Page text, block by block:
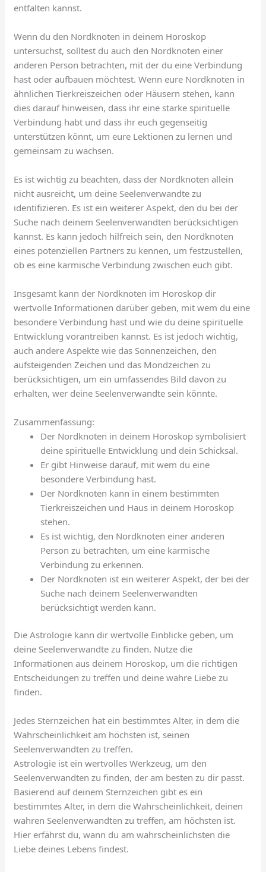
entfalten kannst.
Wenn du den Nordknoten in deinem Horoskop
untersuchst, solltest du auch den Nordknoten einer
anderen Person betrachten, mit der du eine Verbindung
hast oder aufbauen möchtest. Wenn eure Nordknoten in
ähnlichen Tierkreiszeichen oder Häusern stehen, kann
dies darauf hinweisen, dass ihr eine starke spirituelle
Verbindung habt und dass ihr euch gegenseitig
unterstützen könnt, um eure Lektionen zu lernen und
gemeinsam zu wachsen.
Es ist wichtig zu beachten, dass der Nordknoten allein
nicht ausreicht, um deine Seelenverwandte zu
identifizieren. Es ist ein weiterer Aspekt, den du bei der
Suche nach deinem Seelenverwandten berücksichtigen
kannst. Es kann jedoch hilfreich sein, den Nordknoten
eines potenziellen Partners zu kennen, um festzustellen,
ob es eine karmische Verbindung zwischen euch gibt.
Insgesamt kann der Nordknoten im Horoskop dir
wertvolle Informationen darüber geben, mit wem du eine
besondere Verbindung hast und wie du deine spirituelle
Entwicklung vorantreiben kannst. Es ist jedoch wichtig,
auch andere Aspekte wie das Sonnenzeichen, den
aufsteigenden Zeichen und das Mondzeichen zu
berücksichtigen, um ein umfassendes Bild davon zu
erhalten, wer deine Seelenverwandte sein könnte.
Zusammenfassung:
Der Nordknoten in deinem Horoskop symbolisiert
deine spirituelle Entwicklung und dein Schicksal.
Er gibt Hinweise darauf, mit wem du eine
besondere Verbindung hast.
Der Nordknoten kann in einem bestimmten
Tierkreiszeichen und Haus in deinem Horoskop
stehen.
Es ist wichtig, den Nordknoten einer anderen
Person zu betrachten, um eine karmische
Verbindung zu erkennen.
Der Nordknoten ist ein weiterer Aspekt, der bei der
Suche nach deinem Seelenverwandten
berücksichtigt werden kann.
Die Astrologie kann dir wertvolle Einblicke geben, um
deine Seelenverwandte zu finden. Nutze die
Informationen aus deinem Horoskop, um die richtigen
Entscheidungen zu treffen und deine wahre Liebe zu
finden.
Jedes Sternzeichen hat ein bestimmtes Alter, in dem die
Wahrscheinlichkeit am höchsten ist, seinen
Seelenverwandten zu treffen.
Astrologie ist ein wertvolles Werkzeug, um den
Seelenverwandten zu finden, der am besten zu dir passt.
Basierend auf deinem Sternzeichen gibt es ein
bestimmtes Alter, in dem die Wahrscheinlichkeit, deinen
wahren Seelenverwandten zu treffen, am höchsten ist.
Hier erfährst du, wann du am wahrscheinlichsten die
Liebe deines Lebens findest.